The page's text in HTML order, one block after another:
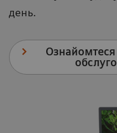
день.